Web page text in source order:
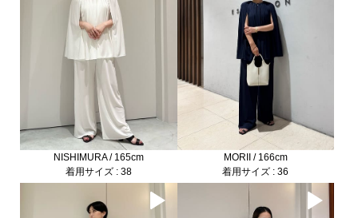
NISHIMURA / 165cm
着用サイズ : 38
MORII / 166cm
着用サイズ : 36